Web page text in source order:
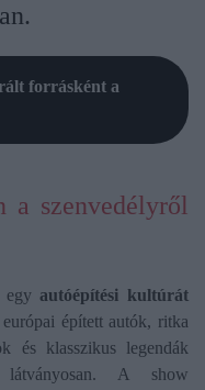
forrásként a
a szenvedélyről
egy autóépítési kultúrát
épített autók, ritka
és klasszikus legendák
A show